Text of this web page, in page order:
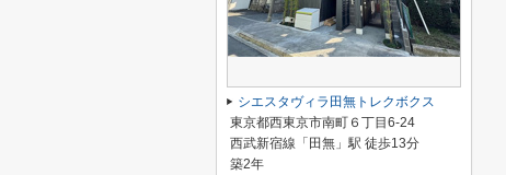
シエスタヴィラ田無トレクボクス
東京都西東京市南町６丁目6-24
西武新宿線「田無」駅 徒歩13分
築2年